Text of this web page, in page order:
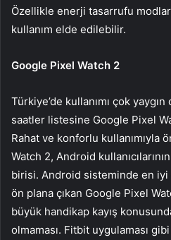
Özellikle enerji tasarrufu
kullanım elde edilebilir.
Google Pixel Watch 2
Türkiye’de kullanımı çok yaygın
saatler listesine Google Pixel
Rahat ve konforlu kullanımıyla
Watch 2, Android
birisi. Android sisteminde en iyi
ön plana çıkan Google Pixel
büyük handikap kayış
olmaması. Fitbit uygulaması